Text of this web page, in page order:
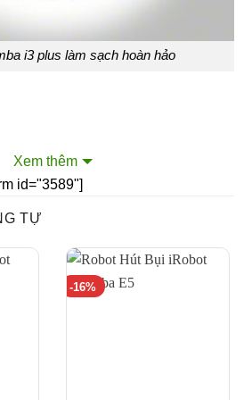
i3 plus làm sạch hoàn hảo
đáo
Xem thêm
id="3589"]
TỰ
-16%